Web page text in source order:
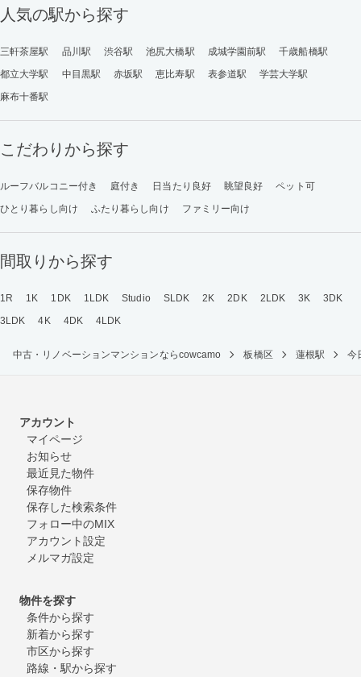
人気の駅から探す
三軒茶屋駅 品川駅 渋谷駅 池尻大橋駅 成城学園前駅
千歳船橋駅
都立大学駅
中目黒駅 赤坂駅 恵比寿駅 表参道駅
学芸大学駅
麻布十番駅
こだわりから探す
ルーフバルコニー付き 庭付き 日当たり良好 眺望良好
ペット可
ひとり暮らし向け
ふたり暮らし向け ファミリー向け
間取りから探す
1R 1K 1DK 1LDK Studio SLDK 2K 2DK 2LDK 3K
3DK
3LDK
4K 4DK 4LDK
中古・リノベーションマンションならcowcamo 板橋区 蓮根駅 今
アカウント
マイページ
お知らせ
最近見た物件
保存物件
保存した検索条件
フォロー中のMIX
アカウント設定
メルマガ設定
物件を探す
条件から探す
新着から探す
市区から探す
路線・駅から探す